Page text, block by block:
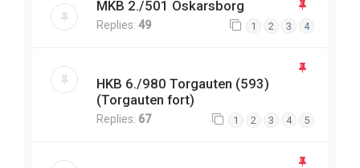
MKB 2./501 Oskarsborg
Replies: 49 1 2 3 4
HKB 6./980 Torgauten (593)
(Torgauten fort)
Replies: 67 1 2 3 4 5